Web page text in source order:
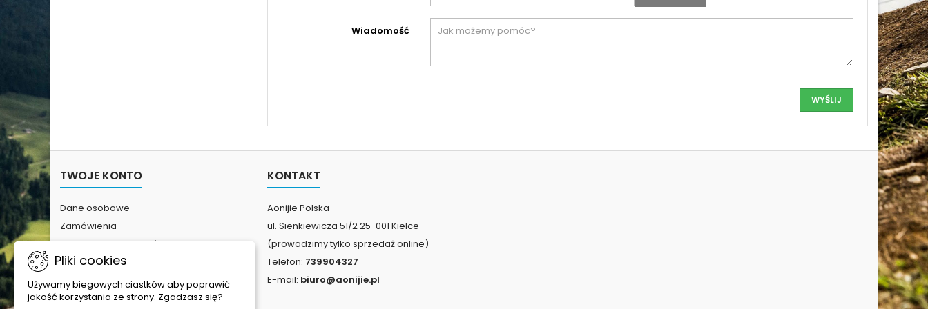
Wiadomość
TWOJE KONTO
Dane osobowe
Zamówienia
Potwierdzenia zwrotów
Adresy
KONTAKT
Aonijie Polska
ul. Sienkiewicza 51/2 25-001 Kielce
(prowadzimy tylko sprzedaż online)
Telefon: 739904327
E-mail: biuro@aonijie.pl
Pliki cookies
Używamy biegowych ciastków aby poprawić
jakość korzystania ze strony. Zgadzasz się?